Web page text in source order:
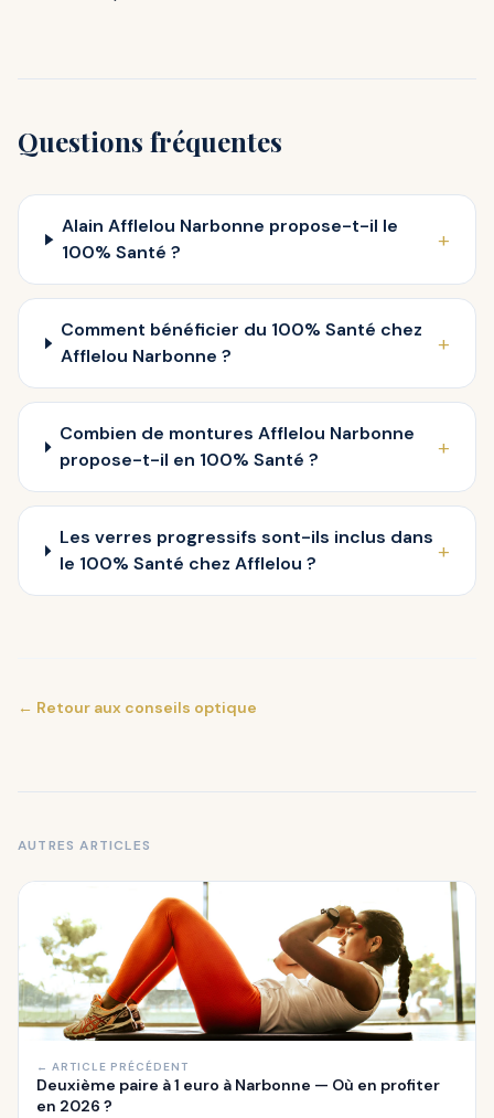
Questions fréquentes
Alain Afflelou Narbonne propose-t-il le
100% Santé ?
+
Comment bénéficier du 100% Santé chez
Afflelou Narbonne ?
+
Combien de montures Afflelou Narbonne
propose-t-il en 100% Santé ?
+
Les verres progressifs sont-ils inclus dans
le 100% Santé chez Afflelou ?
+
← Retour aux conseils optique
AUTRES ARTICLES
← ARTICLE PRÉCÉDENT
Deuxième paire à 1 euro à Narbonne — Où en profiter
en 2026 ?